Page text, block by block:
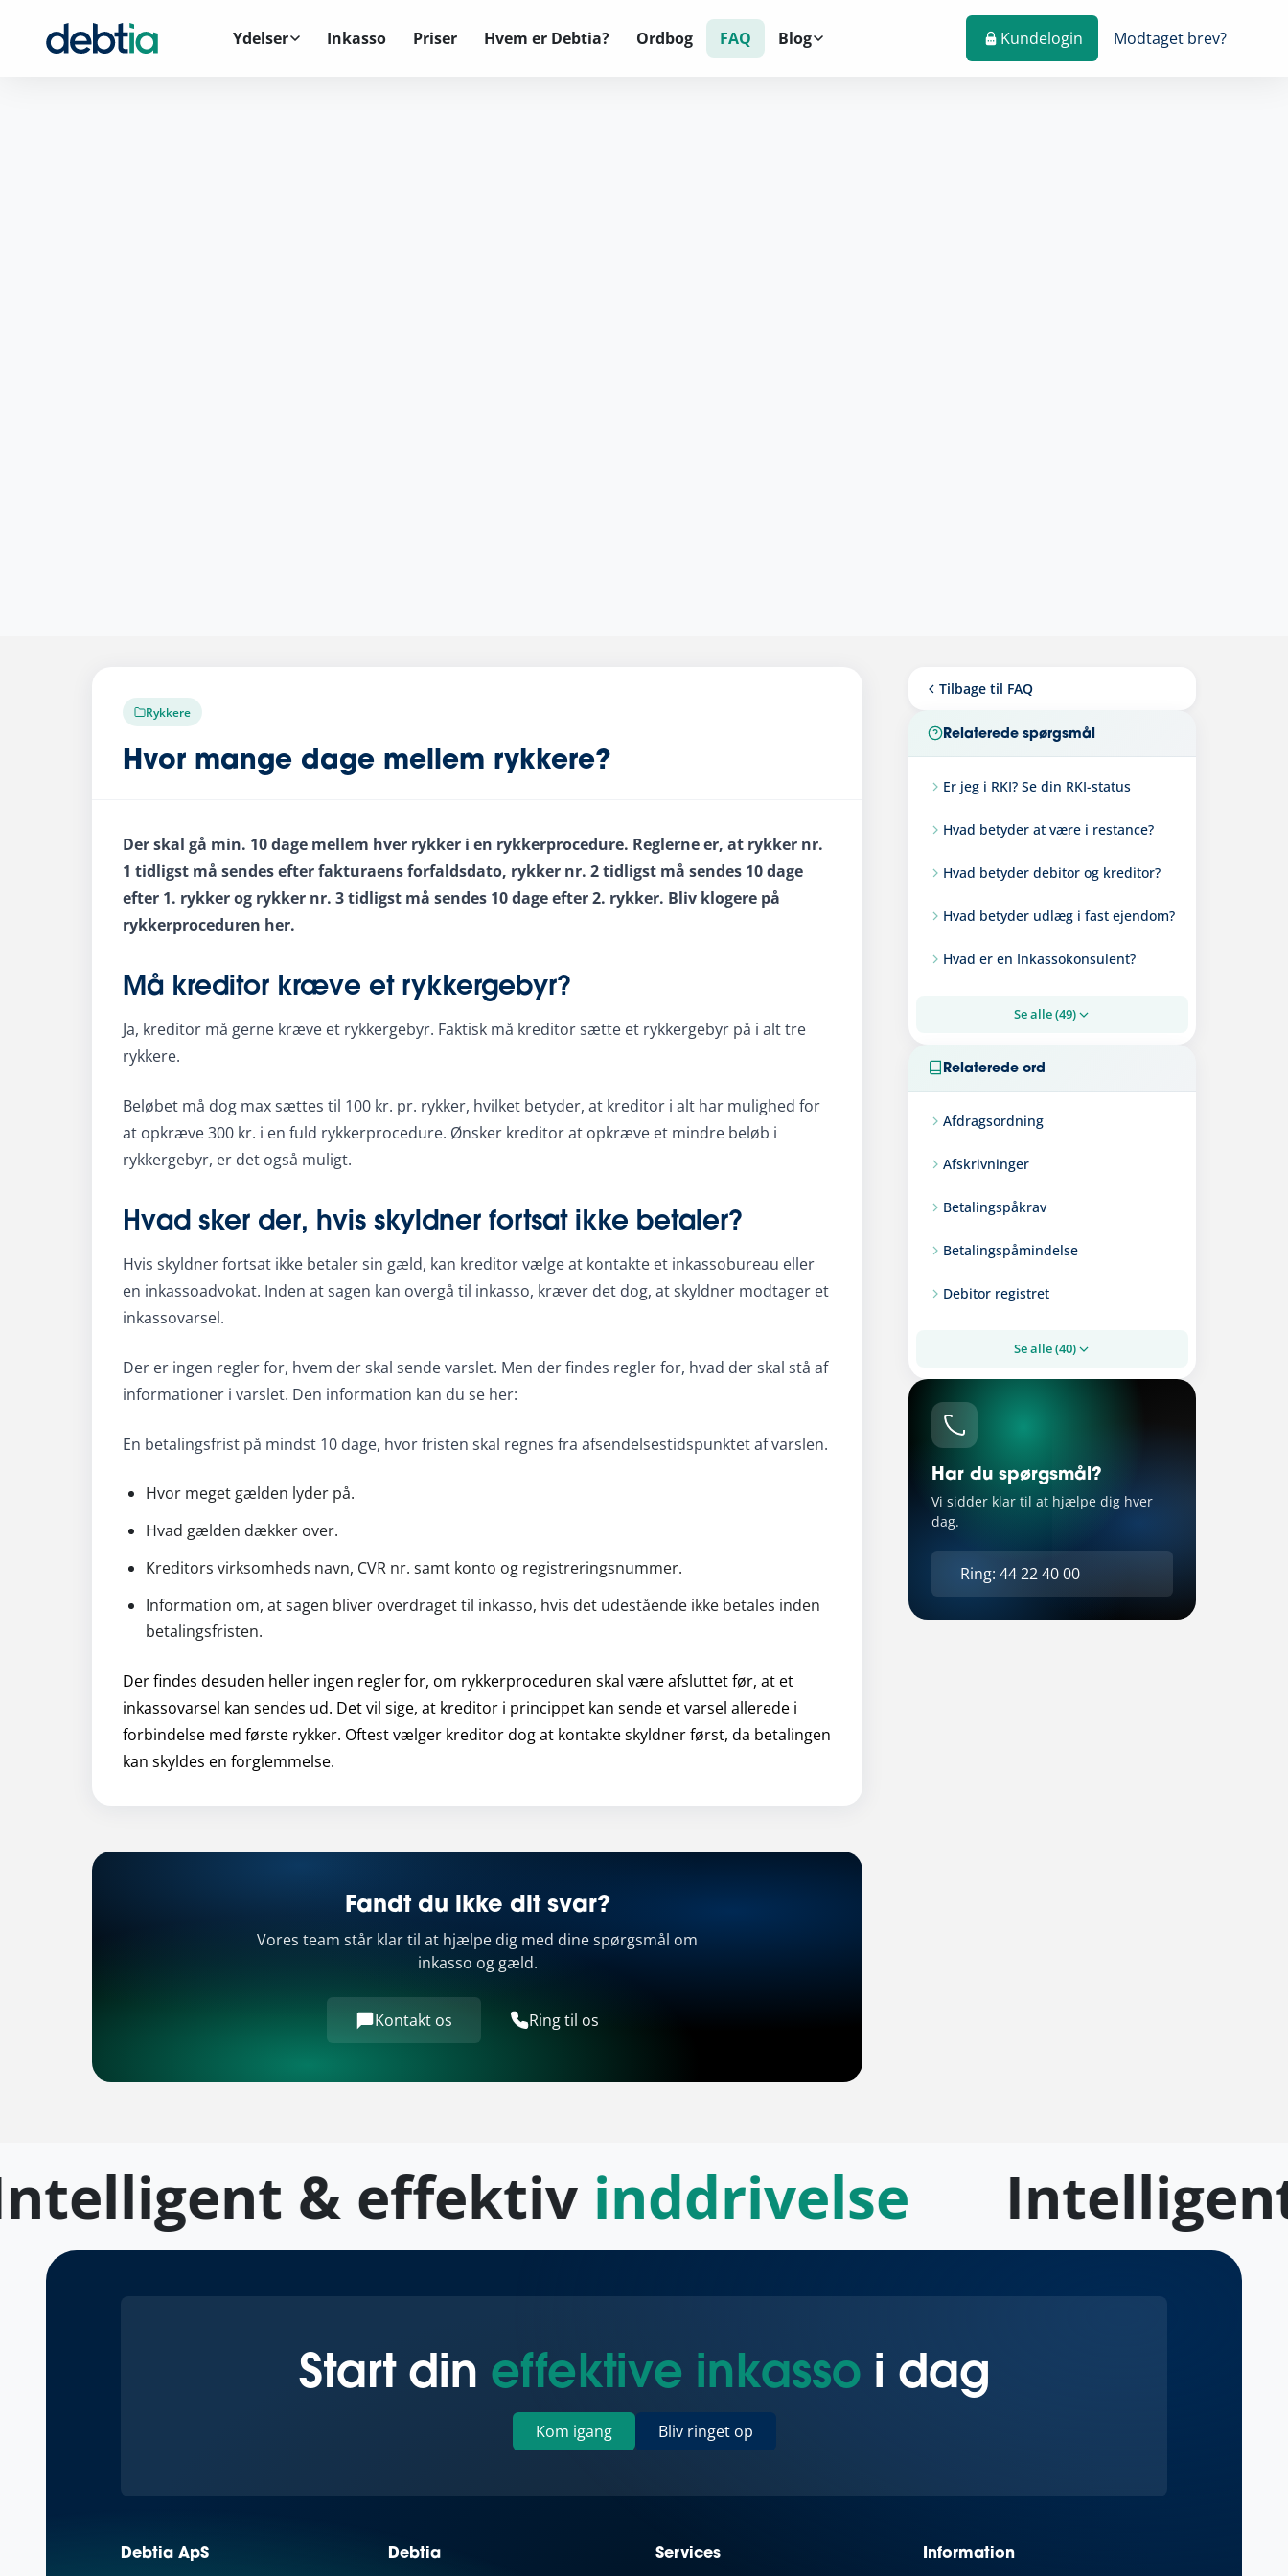
Ydelser Inkasso Priser Hvem er Debtia? Ordbog FAQ Blog Kundelogin Modtaget brev?
Rykkere
Hvor mange dage mellem rykkere?
Der skal gå min. 10 dage mellem hver rykker i en rykkerprocedure. Reglerne er, at rykker nr.
1 tidligst må sendes efter fakturaens forfaldsdato, rykker nr. 2 tidligst må sendes 10 dage
efter 1. rykker og rykker nr. 3 tidligst må sendes 10 dage efter 2. rykker. Bliv klogere på
rykkerproceduren her.
Må kreditor kræve et rykkergebyr?
Ja, kreditor må gerne kræve et rykkergebyr. Faktisk må kreditor sætte et rykkergebyr på i alt tre
rykkere.
Beløbet må dog max sættes til 100 kr. pr. rykker, hvilket betyder, at kreditor i alt har mulighed for
at opkræve 300 kr. i en fuld rykkerprocedure. Ønsker kreditor at opkræve et mindre beløb i
rykkergebyr, er det også muligt.
Hvad sker der, hvis skyldner fortsat ikke betaler?
Hvis skyldner fortsat ikke betaler sin gæld, kan kreditor vælge at kontakte et inkassobureau eller
en inkassoadvokat. Inden at sagen kan overgå til inkasso, kræver det dog, at skyldner modtager et
inkassovarsel.
Der er ingen regler for, hvem der skal sende varslet. Men der findes regler for, hvad der skal stå af
informationer i varslet. Den information kan du se her:
En betalingsfrist på mindst 10 dage, hvor fristen skal regnes fra afsendelsestidspunktet af varslen.
Hvor meget gælden lyder på.
Hvad gælden dækker over.
Kreditors virksomheds navn, CVR nr. samt konto og registreringsnummer.
Information om, at sagen bliver overdraget til inkasso, hvis det udestående ikke betales inden
betalingsfristen.
Der findes desuden heller ingen regler for, om rykkerproceduren skal være afsluttet før, at et
inkassovarsel kan sendes ud. Det vil sige, at kreditor i princippet kan sende et varsel allerede i
forbindelse med første rykker. Oftest vælger kreditor dog at kontakte skyldner først, da betalingen
kan skyldes en forglemmelse.
Fandt du ikke dit svar?
Vores team står klar til at hjælpe dig med dine spørgsmål om
inkasso og gæld.
Kontakt os Ring til os
Tilbage til FAQ
Relaterede spørgsmål
Er jeg i RKI? Se din RKI-status
Hvad betyder at være i restance?
Hvad betyder debitor og kreditor?
Hvad betyder udlæg i fast ejendom?
Hvad er en Inkassokonsulent?
Se alle (49)
Relaterede ord
Afdragsordning
Afskrivninger
Betalingspåkrav
Betalingspåmindelse
Debitor registret
Se alle (40)
Har du spørgsmål?
Vi sidder klar til at hjælpe dig hver
dag.
Ring: 44 22 40 00
& effektivinddrivelse
Start din effektive inkasso i dag
Kom igang Bliv ringet op
Debtia ApS Debtia Services Information